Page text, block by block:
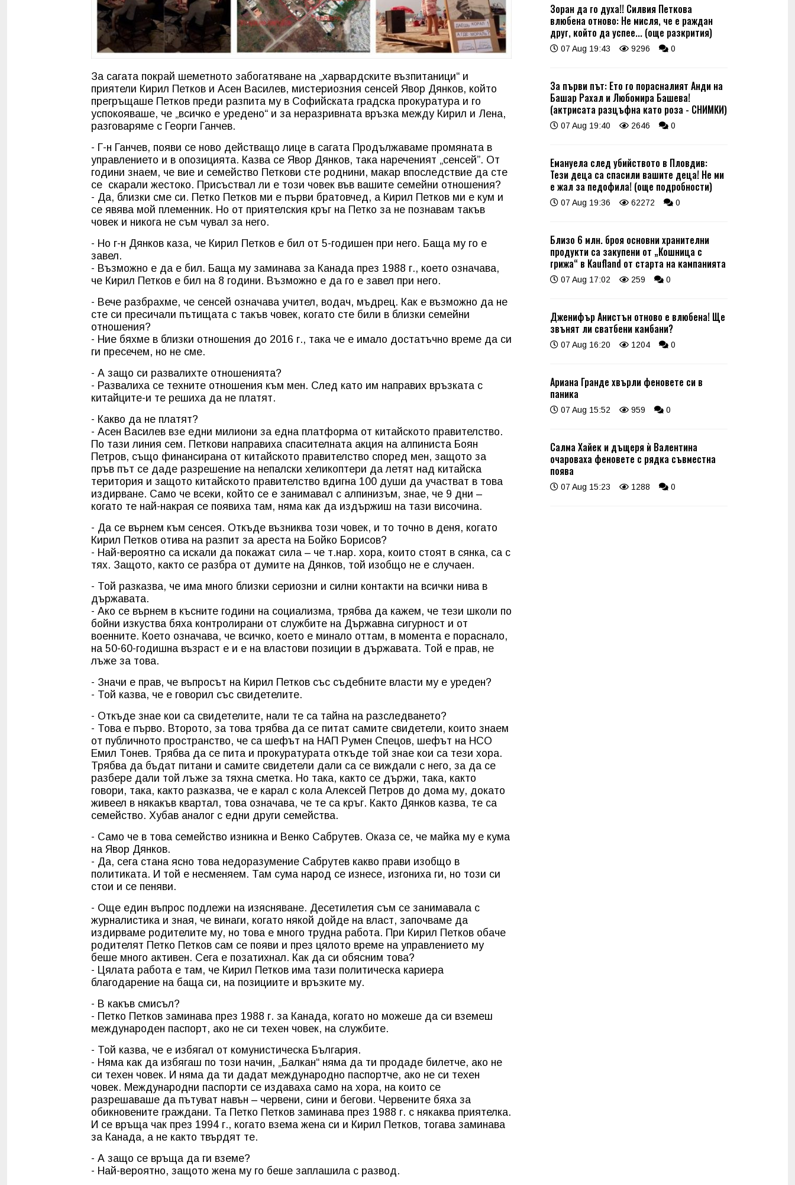
За сагата покрай шеметното забогатяване на „харвардските възпитаници“ и
приятели Кирил Петков и Асен Василев, мистериозния сенсей Явор Дянков, който
прегръщаше Петков преди разпита му в Софийската градска прокуратура и го
успокояваше, че „всичко е уредено“ и за неразривната връзка между Кирил и Лена,
разговаряме с Георги Ганчев.
- Г-н Ганчев, появи се ново действащо лице в сагата Продължаваме промяната в
управлението и в опозицията. Казва се Явор Дянков, така нареченият „сенсей”. От
години знаем, че вие и семейство Петкови сте роднини, макар впоследствие да сте
се скарали жестоко. Присъствал ли е този човек във вашите семейни отношения?
- Да, близки сме си. Петко Петков ми е първи братовчед, а Кирил Петков ми е кум и
се явява мой племенник. Но от приятелския кръг на Петко за не познавам такъв
човек и никога не съм чувал за него.
- Но г-н Дянков каза, че Кирил Петков е бил от 5-годишен при него. Баща му го е
завел.
- Възможно е да е бил. Баща му заминава за Канада през 1988 г., което означава,
че Кирил Петков е бил на 8 години. Възможно е да го е завел при него.
- Вече разбрахме, че сенсей означава учител, водач, мъдрец. Как е възможно да не
сте си пресичали пътищата с такъв човек, когато сте били в близки семейни
отношения?
- Ние бяхме в близки отношения до 2016 г., така че е имало достатъчно време да си
ги пресечем, но не сме.
- А защо си развалихте отношенията?
- Развалиха се техните отношения към мен. След като им направих връзката с
китайците-и те решиха да не платят.
- Какво да не платят?
- Асен Василев взе едни милиони за една платформа от китайското правителство.
По тази линия сем. Петкови направиха спасителната акция на алпиниста Боян
Петров, също финансирана от китайското правителство според мен, защото за
пръв път се даде разрешение на непалски хеликоптери да летят над китайска
територия и защото китайското правителство вдигна 100 души да участват в това
издирване. Само че всеки, който се е занимавал с алпинизъм, знае, че 9 дни –
когато те най-накрая се появиха там, няма как да издържиш на тази височина.
- Да се върнем към сенсея. Откъде възниква този човек, и то точно в деня, когато
Кирил Петков отива на разпит за ареста на Бойко Борисов?
- Най-вероятно са искали да покажат сила – че т.нар. хора, които стоят в сянка, са с
тях. Защото, както се разбра от думите на Дянков, той изобщо не е случаен.
- Той разказва, че има много близки сериозни и силни контакти на всички нива в
държавата.
- Ако се върнем в късните години на социализма, трябва да кажем, че тези школи по
бойни изкуства бяха контролирани от службите на Държавна сигурност и от
военните. Което означава, че всичко, което е минало оттам, в момента е пораснало,
на 50-60-годишна възраст е и е на властови позиции в държавата. Той е прав, не
лъже за това.
- Значи е прав, че въпросът на Кирил Петков със съдебните власти му е уреден?
- Той казва, че е говорил със свидетелите.
- Откъде знае кои са свидетелите, нали те са тайна на разследването?
- Това е първо. Второто, за това трябва да се питат самите свидетели, които знаем
от публичното пространство, че са шефът на НАП Румен Спецов, шефът на НСО
Емил Тонев. Трябва да се пита и прокуратурата откъде той знае кои са тези хора.
Трябва да бъдат питани и самите свидетели дали са се виждали с него, за да се
разбере дали той лъже за тяхна сметка. Но така, както се държи, така, както
говори, така, както разказва, че е карал с кола Алексей Петров до дома му, докато
живеел в някакъв квартал, това означава, че те са кръг. Както Дянков казва, те са
семейство. Хубав аналог с едни други семейства.
- Само че в това семейство изникна и Венко Сабрутев. Оказа се, че майка му е кума
на Явор Дянков.
- Да, сега стана ясно това недоразумение Сабрутев какво прави изобщо в
политиката. И той е несменяем. Там сума народ се изнесе, изгониха ги, но този си
стои и се пеняви.
- Още един въпрос подлежи на изясняване. Десетилетия съм се занимавала с
журналистика и зная, че винаги, когато някой дойде на власт, започваме да
издирваме родителите му, но това е много трудна работа. При Кирил Петков обаче
родителят Петко Петков сам се появи и през цялото време на управлението му
беше много активен. Сега е позатихнал. Как да си обясним това?
- Цялата работа е там, че Кирил Петков има тази политическа кариера
благодарение на баща си, на позициите и връзките му.
- В какъв смисъл?
- Петко Петков заминава през 1988 г. за Канада, когато но можеше да си вземеш
международен паспорт, ако не си техен човек, на службите.
- Той казва, че е избягал от комунистическа България.
- Няма как да избягаш по този начин, „Балкан“ няма да ти продаде билетче, ако не
си техен човек. И няма да ти дадат международно паспортче, ако не си техен
човек. Международни паспорти се издаваха само на хора, на които се
разрешаваше да пътуват навън – червени, сини и бегови. Червените бяха за
обикновените граждани. Та Петко Петков заминава през 1988 г. с някаква приятелка.
И се връща чак през 1994 г., когато взема жена си и Кирил Петков, тогава заминава
за Канада, а не както твърдят те.
- А защо се връща да ги вземе?
- Най-вероятно, защото жена му го беше заплашила с развод.
Зоран да го духа!! Силвия Петкова
влюбена отново: Не мисля, че е раждан
друг, който да успее... (още разкрития)
07 Aug 19:43 9296 0
За първи път: Ето го порасналият Анди на
Башар Рахал и Любомира Башева!
(актрисата разцъфна като роза - СНИМКИ)
07 Aug 19:40 2646 0
Емануела след убийството в Пловдив:
Тези деца са спасили вашите деца! Не ми
е жал за педофила! (още подробности)
07 Aug 19:36 62272 0
Близо 6 млн. броя основни хранителни
продукти са закупени от „Кошница с
грижа“ в Kaufland от старта на кампанията
07 Aug 17:02 259 0
Дженифър Анистън отново е влюбена! Ще
звънят ли сватбени камбани?
07 Aug 16:20 1204 0
Ариана Гранде хвърли феновете си в
паника
07 Aug 15:52 959 0
Салма Хайек и дъщеря ѝ Валентина
очароваха феновете с рядка съвместна
поява
07 Aug 15:23 1288 0